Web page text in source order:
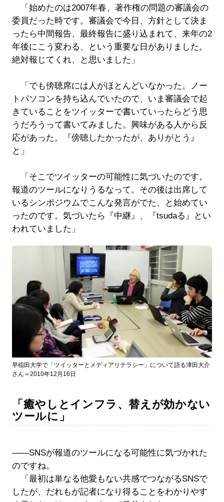
「始めたのは2007年春、著作権の問題の審議会の
委員だった時です。審議会で今日、方針として決ま
ったら中間報告、最終報告に盛り込まれて、来年の2
年後にこう変わる、という重要な日がありました。
絶対報じてくれ、と思いました」
「でも傍聴席には人がほとんどいなかった。ノー
トパソコンを持ち込んでいたので、いま審議会で起
きていることをツイッターで書いていったらどう思
うだろうって書いてみました。興味がある人から反
応があった。『傍聴したかったが、ありがとう』
と」
「そこでツイッターの可能性に気づいたのです。
報道のツールになりうるなって。その後は出席して
いるシンポジウムでこんな発言がでた、と始めてい
ったのです。気づいたら『中継』、『tsudaる』とい
われていました」
早稲田大学で「ツイッターとメディアリテラシー」について語る津田大介
さん＝2010年12月16日
「癒やしとインフラ、替えが効かない
ツールに」
――SNSが報道のツールになる可能性に気づかれた
のですね。
「最初は単なる他愛もない共感でつながるSNSで
したが、だれもが記者になり得ることをわかりやす